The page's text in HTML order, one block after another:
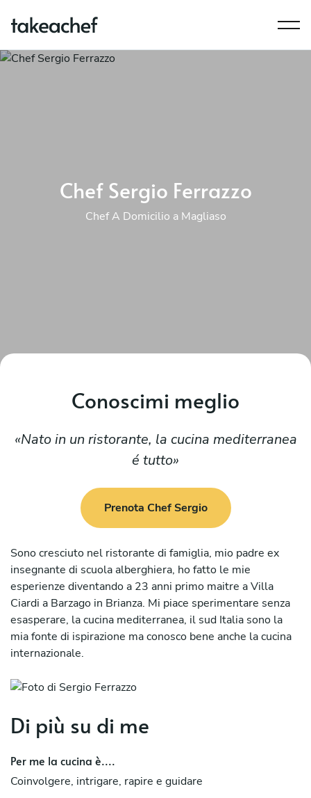
Chef Sergio Ferrazzo
Chef A Domicilio a Magliaso
Conoscimi meglio
Nato in un ristorante, la cucina mediterranea
é tutto
Prenota Chef Sergio
Sono cresciuto nel ristorante di famiglia, mio padre ex
insegnante di scuola alberghiera, ho fatto le mie
esperienze diventando a 23 anni primo maitre a Villa
Ciardi a Barzago in Brianza. Mi piace sperimentare senza
esasperare, la cucina mediterranea, il sud Italia sono la
mia fonte di ispirazione ma conosco bene anche la cucina
internazionale.
Di più su di me
Per me la cucina è....
Coinvolgere, intrigare, rapire e guidare